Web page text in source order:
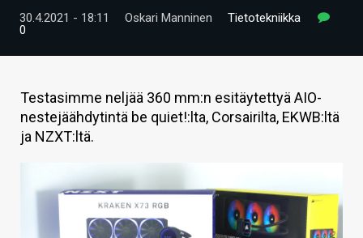
VIDEOT
HINTA.FI
KAUPPA
VAIHDA TEEMA
30.4.2021 - 18:11 Oskari Manninen
Tietotekniikka
0
Testasimme neljää 360 mm:n esitäytettyä AIO-
nestejäähdytintä be quiet!:lta, Corsairilta, EKWB:ltä
ja NZXT:ltä.